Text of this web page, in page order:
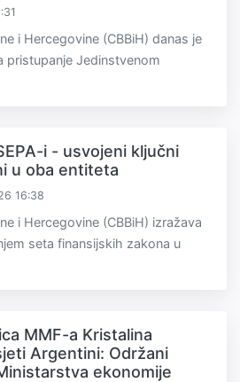
i Hercegovine (CBBiH) danas je
pristupanje Jedinstvenom
i - usvojeni ključni
u oba entiteta
16:38
i Hercegovine (CBBiH) izražava
seta finansijskih zakona u
MMF-a Kristalina
Argentini: Održani
ekonomije